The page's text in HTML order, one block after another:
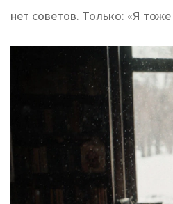
нет советов. Только: «Я